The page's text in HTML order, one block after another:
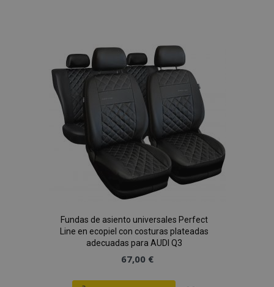
Lista
de
Deseos
Fundas de asiento universales Perfect
Line en ecopiel con costuras plateadas
adecuadas para AUDI Q3
67,00 €